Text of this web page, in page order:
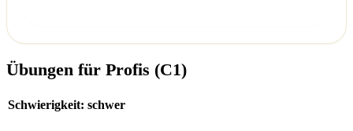
Übungen für Profis (C1)
Schwierigkeit: schwer